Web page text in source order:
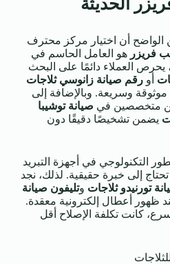
الواضح أن اختيار مركز محترف
فريزر هو العامل الحاسم في
يحرص العملاء دائمًا على البحث
أو رقم صيانة زانوسي ثلاجات
وسريعة. وبالإضافة إلى
متخصصين في صيانة توشيبا
يضمن تشخيصًا دقيقًا دون
التكنولوجي في أجهزة التبريد
إلى خبرة حقيقية. لذلك، نجد
تورنيدو ثلاجات وتليفون صيانة
ظهور أعطال إلكترونية معقدة.
كانت تكلفة الإصلاح أقل